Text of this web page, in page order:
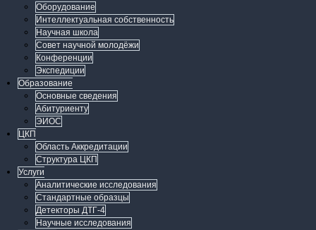
Оборудование
Интеллектуальная собственность
Научная школа
Совет научной молодёжи
Конференции
Экспедиции
Образование
Основные сведения
Абитуриенту
ЭИОС
ЦКП
Область Аккредитации
Структура ЦКП
Услуги
Аналитические исследования
Стандартные образцы
Детекторы ДТГ-4
Научные исследования